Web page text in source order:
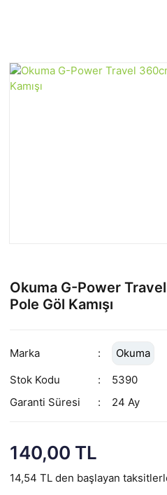
Okuma G-Power
Pole Göl Kamışı
Marka
Okuma
Stok Kodu
5390
Garanti Süresi
24 Ay
140,00 TL
14,54 TL den başlayan